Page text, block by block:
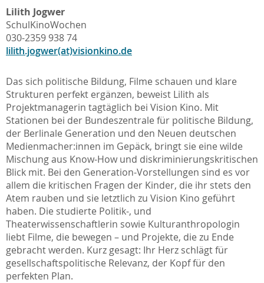
Lilith Jogwer
SchulKinoWochen
030-2359 938 74
lilith.jogwer(at)visionkino.de
Das sich politische Bildung, Filme schauen und klare
Strukturen perfekt ergänzen, beweist Lilith als
Projektmanagerin tagtäglich bei Vision Kino. Mit
Stationen bei der Bundeszentrale für politische Bildung,
der Berlinale Generation und den Neuen deutschen
Medienmacher:innen im Gepäck, bringt sie eine wilde
Mischung aus Know-How und diskriminierungskritischen
Blick mit. Bei den Generation-Vorstellungen sind es vor
allem die kritischen Fragen der Kinder, die ihr stets den
Atem rauben und sie letztlich zu Vision Kino geführt
haben. Die studierte Politik-, und
Theaterwissenschaftlerin sowie Kulturanthropologin
liebt Filme, die bewegen – und Projekte, die zu Ende
gebracht werden. Kurz gesagt: Ihr Herz schlägt für
gesellschaftspolitische Relevanz, der Kopf für den
perfekten Plan.